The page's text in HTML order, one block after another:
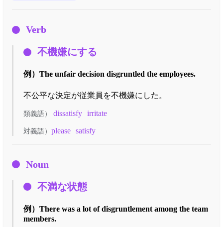
Verb
不機嫌にする
例） The unfair decision disgruntled the employees.
不公平な決定が従業員を不機嫌にした。
類義語） dissatisfy irritate
対義語） please satisfy
Noun
不満な状態
例） There was a lot of disgruntlement among the team
members.